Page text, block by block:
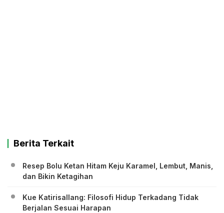
Berita Terkait
Resep Bolu Ketan Hitam Keju Karamel, Lembut, Manis,
dan Bikin Ketagihan
Kue Katirisallang: Filosofi Hidup Terkadang Tidak
Berjalan Sesuai Harapan